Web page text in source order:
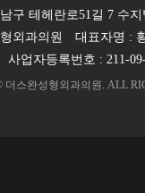
구 테헤란로51길 7 수지
외과의원 대표자명 :
사업자등록번호 : 211-
더스완성형외과의원 . ALL